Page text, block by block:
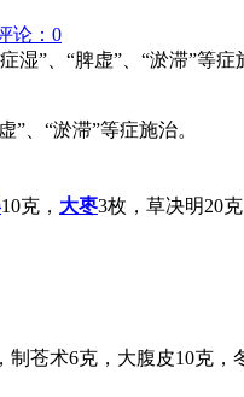
论：0
湿”、“脾虚”、“淤滞”等
”、“淤滞”等症施治。
10克， 大枣3枚，草决明20克
苍术6克，大腹皮10克，